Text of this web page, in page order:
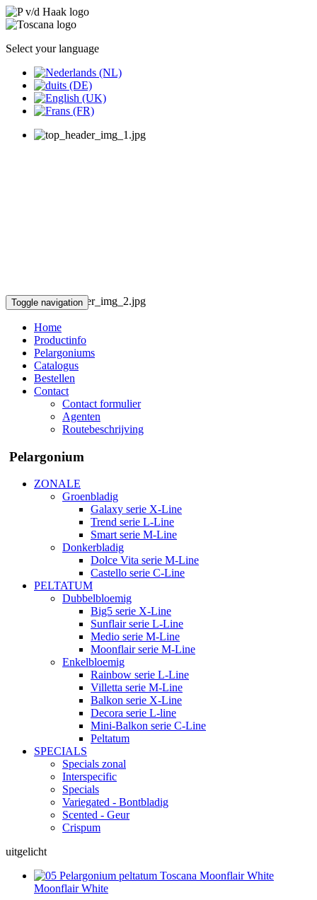
Select your language
Toggle navigation
Home
Productinfo
Pelargoniums
Catalogus
Bestellen
Contact
Contact formulier
Agenten
Routebeschrijving
Pelargonium
ZONALE
Groenbladig
Galaxy serie X-Line
Trend serie L-Line
Smart serie M-Line
Donkerbladig
Dolce Vita serie M-Line
Castello serie C-Line
PELTATUM
Dubbelbloemig
Big5 serie X-Line
Sunflair serie L-Line
Medio serie M-Line
Moonflair serie M-Line
Enkelbloemig
Rainbow serie L-Line
Villetta serie M-Line
Balkon serie X-Line
Decora serie L-line
Mini-Balkon serie C-Line
Peltatum
SPECIALS
Specials zonal
Interspecific
Specials
Variegated - Bontbladig
Scented - Geur
Crispum
uitgelicht
Moonflair White